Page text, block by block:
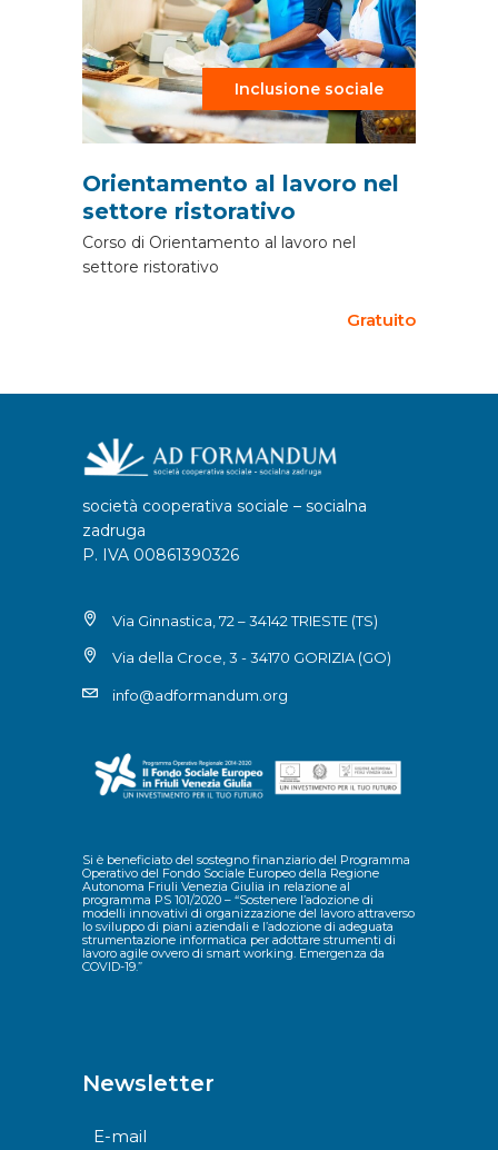
Inclusione sociale
Orientamento al lavoro nel
settore ristorativo
Corso di Orientamento al lavoro nel
settore ristorativo
Gratuito
società cooperativa sociale – socialna
zadruga
P. IVA 00861390326
Via Ginnastica, 72 – 34142 TRIESTE (TS)
Via della Croce, 3 - 34170 GORIZIA (GO)
info@adformandum.org
Si è beneficiato del sostegno finanziario del Programma
Operativo del Fondo Sociale Europeo della Regione
Autonoma Friuli Venezia Giulia in relazione al
programma PS 101/2020 – “Sostenere l’adozione di
modelli innovativi di organizzazione del lavoro attraverso
lo sviluppo di piani aziendali e l’adozione di adeguata
strumentazione informatica per adottare strumenti di
lavoro agile ovvero di smart working. Emergenza da
COVID-19.”
Newsletter